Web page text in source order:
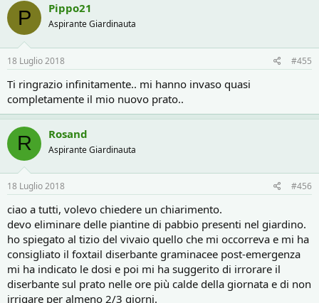
P Pippo21
Aspirante Giardinauta
18 Luglio 2018 #455
Ti ringrazio infinitamente.. mi hanno invaso quasi
completamente il mio nuovo prato..
R Rosand
Aspirante Giardinauta
18 Luglio 2018 #456
ciao a tutti, volevo chiedere un chiarimento.
devo eliminare delle piantine di pabbio presenti nel giardino.
ho spiegato al tizio del vivaio quello che mi occorreva e mi ha
consigliato il foxtail diserbante graminacee post-emergenza
mi ha indicato le dosi e poi mi ha suggerito di irrorare il
diserbante sul prato nelle ore più calde della giornata e di non
irrigare per almeno 2/3 giorni.